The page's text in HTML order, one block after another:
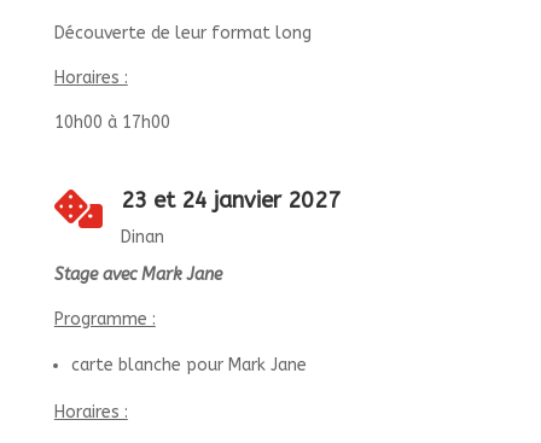
Découverte de leur format long
Horaires :
10h00 à 17h00
 23 et 24 janvier 2027
Dinan
Stage avec Mark Jane
Programme :
carte blanche pour Mark Jane
Horaires :